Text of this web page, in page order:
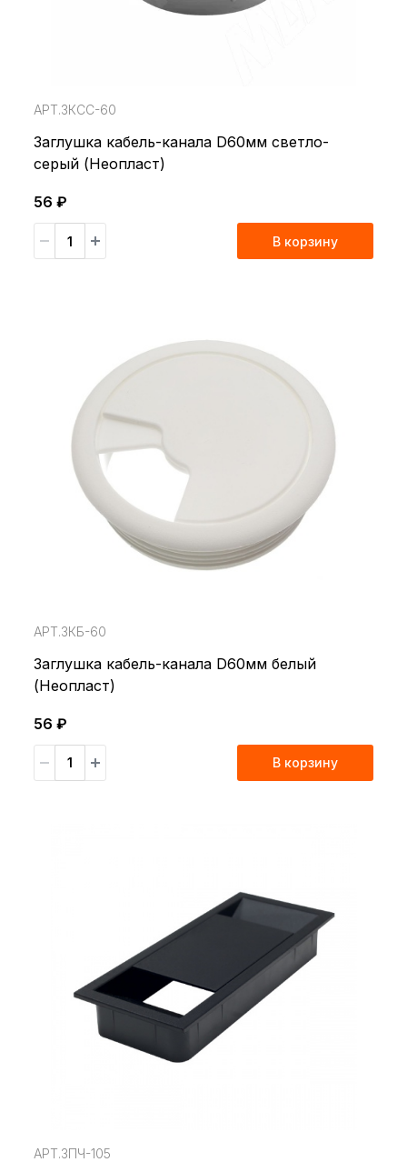
АРТ.ЗКСС-60
Заглушка кабель-канала D60мм светло-
серый (Неопласт)
56 ₽
В корзину
АРТ.ЗКБ-60
Заглушка кабель-канала D60мм белый
(Неопласт)
56 ₽
В корзину
АРТ.ЗПЧ-105